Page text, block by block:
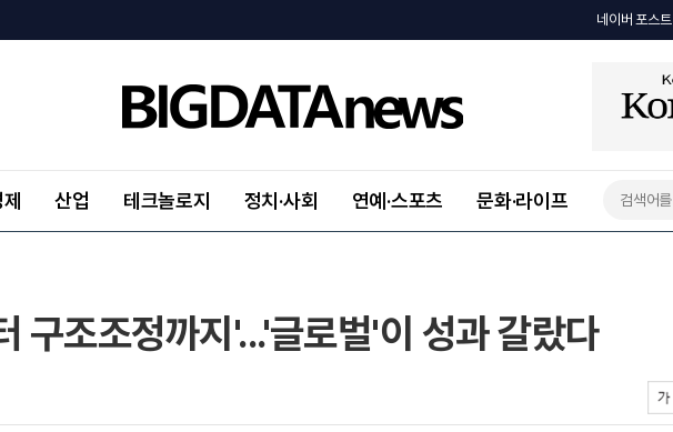
네이버 포스트
산업 테크놀로지 정치·사회 연예·스포츠 문화·라이프
구조조정까지'...'글로벌'이 성과 갈랐다